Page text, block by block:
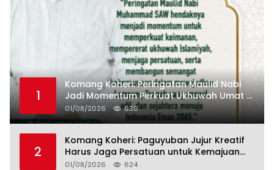
1
Komang Koheri: Peringatan Maulid Nabi
Jadi Momentum Perkuat Ukhuwah Umat di
Lampung Tengah
01/08/2026 630
2
Komang Koheri: Paguyuban Jujur Kreatif
Harus Jaga Persatuan untuk Kemajuan
Lampung Tengah
01/08/2026 624